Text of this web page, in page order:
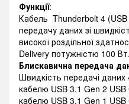
Функції:
Кабель Thunderbolt 4 (USB
передачу даних зі
високої роздільної
Delivery потужністю 100 Вт.
Блискавична передача
Швидкість передачі
кабелю USB 3.1 Gen 2 USB
кабелю USB 3.1 Gen 1 USB